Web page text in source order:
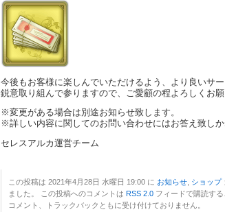
今後もお客様に楽しんでいただけるよう、より良いサ
鋭意取り組んで参りますので、ご愛顧の程よろしくお願
※変更がある場合は別途お知らせ致します。
※詳しい内容に関してのお問い合わせにはお答え致しか
セレスアルカ運営チーム
この投稿は 2021年4月28日 水曜日 19:00 に お知らせ ショップ
ました。 この投稿へのコメントは RSS 2.0 フィードで購読す
コメント、トラックバックともに受け付けておりません。